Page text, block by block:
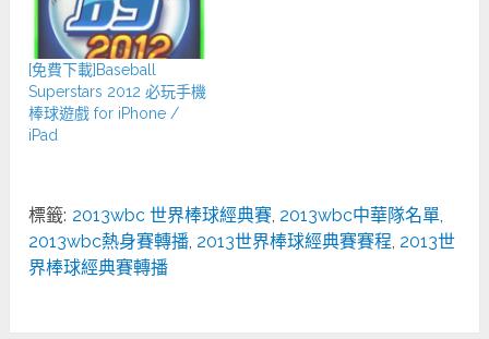
[免費下載]Baseball
Superstars 2012 必玩手機
棒球遊戲 for iPhone /
iPad
標籤: 2013wbc 世界棒球經典賽, 2013wbc中華隊名單,
2013wbc熱身賽轉播, 2013世界棒球經典賽賽程, 2013世
界棒球經典賽轉播